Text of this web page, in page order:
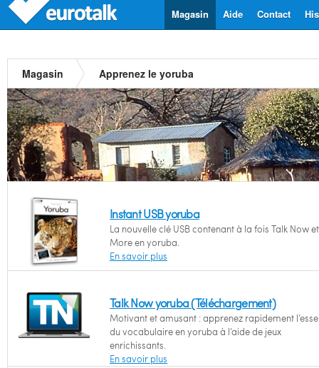
Contact
Aide
Magasin
Magasin Apprenez le yoruba
Instant USB yoruba
La nouvelle clé USB contenant à la fois Talk Now
More en yoruba.
En savoir plus
Talk Now yoruba (Téléchargement)
Motivant et amusant : apprenez rapidement
du vocabulaire en yoruba à l’aide de jeux
enrichissants.
En savoir plus